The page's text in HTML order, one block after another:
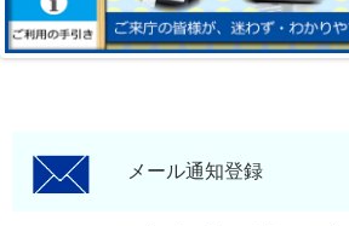
リアルタイム受付番号状況
メール通知登録
モバイルサイトメール通知登録